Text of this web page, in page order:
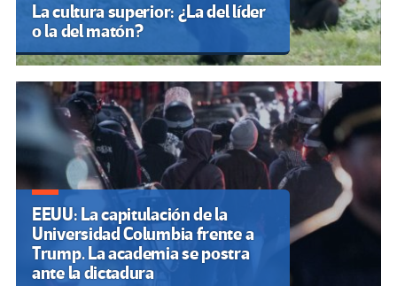
La cultura superior: ¿La del líder
o la del matón?
EEUU: La capitulación de la
Universidad Columbia frente a
Trump. La academia se postra
ante la dictadura